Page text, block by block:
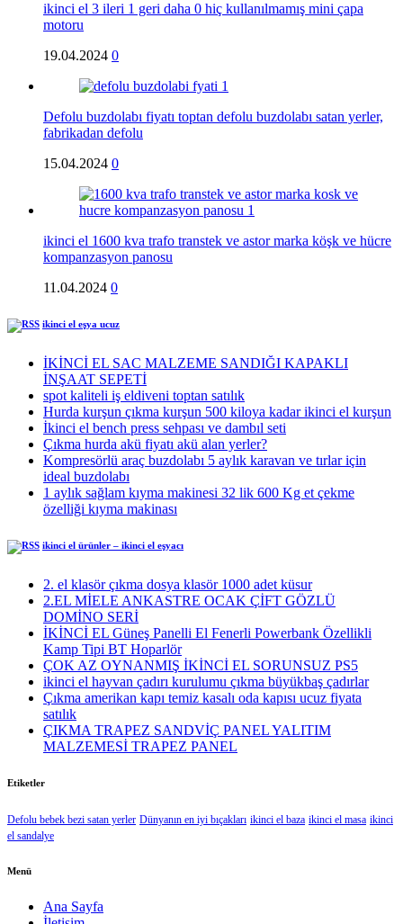
ikinci el 3 ileri 1 geri daha 0 hiç kullanılmamış mini çapa
motoru
19.04.2024 0
Defolu buzdolabı fiyatı toptan defolu buzdolabı satan yerler,
fabrikadan defolu
15.04.2024 0
ikinci el 1600 kva trafo transtek ve astor marka köşk ve hücre
kompanzasyon panosu
11.04.2024 0
ikinci el eşya ucuz
İKİNCİ EL SAC MALZEME SANDIĞI KAPAKLI
İNŞAAT SEPETİ
spot kaliteli iş eldiveni toptan satılık
Hurda kurşun çıkma kurşun 500 kiloya kadar ikinci el kurşun
İkinci el bench press sehpası ve dambıl seti
Çıkma hurda akü fiyatı akü alan yerler?
Kompresörlü araç buzdolabı 5 aylık karavan ve tırlar için
ideal buzdolabı
1 aylık sağlam kıyma makinesi 32 lik 600 Kg et çekme
özelliği kıyma makinası
ikinci el ürünler – ikinci el eşyacı
2. el klasör çıkma dosya klasör 1000 adet küsur
2.EL MİELE ANKASTRE OCAK ÇİFT GÖZLÜ
DOMİNO SERİ
İKİNCİ EL Güneş Panelli El Fenerli Powerbank Özellikli
Kamp Tipi BT Hoparlör
ÇOK AZ OYNANMIŞ İKİNCİ EL SORUNSUZ PS5
ikinci el hayvan çadırı kurulumu çıkma büyükbaş çadırlar
Çıkma amerikan kapı temiz kasalı oda kapısı ucuz fiyata
satılık
ÇIKMA TRAPEZ SANDVİÇ PANEL YALITIM
MALZEMESİ TRAPEZ PANEL
Etiketler
Defolu bebek bezi satan yerler Dünyanın en iyi bıçakları ikinci el baza ikinci el masa ikinci
el sandalye
Menü
Ana Sayfa